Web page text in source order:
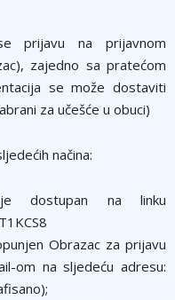
prijavu na prijavnom
zajedno sa pratećom
se može dostaviti
za učešće u obuci)
načina:
dostupan na linku
Obrazac za prijavu
om na sljedeću adresu: